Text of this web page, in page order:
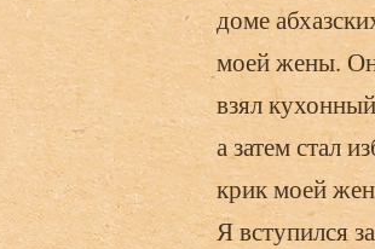
доме
моей жены.
взял
а затем стал
крик моей
Я вступился